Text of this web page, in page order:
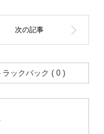
ラックバック ( 0 )